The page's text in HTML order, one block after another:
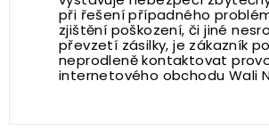
při řešení případného
zjištění poškození, či jiné
převzetí zásilky, je zákazník
neprodleně kontaktovat
internetového obchodu Wali